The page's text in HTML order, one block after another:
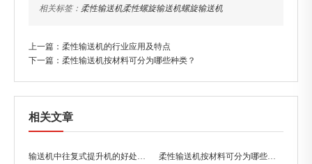
相关标签： 柔性输送机柔性螺旋输送机螺旋输送机
上一篇： 柔性输送机的行业应用及特点
下一篇： 柔性输送机按材料可分为哪些种类？
相关文章
输送机中往复式提升机的好处有哪些？ 柔性输送机按材料可分为哪些种类？